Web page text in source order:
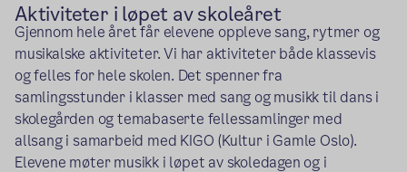
Aktiviteter i løpet av skoleåret
Gjennom hele året får elevene oppleve sang, rytmer og
musikalske aktiviteter. Vi har aktiviteter både klassevis
og felles for hele skolen. Det spenner fra
samlingsstunder i klasser med sang og musikk til dans i
skolegården og temabaserte fellessamlinger med
allsang i samarbeid med KIGO (Kultur i Gamle Oslo).
Elevene møter musikk i løpet av skoledagen og i